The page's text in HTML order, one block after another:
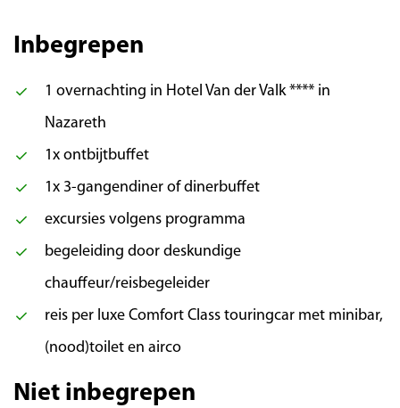
Inbegrepen
1 overnachting in Hotel Van der Valk **** in
Nazareth
1x ontbijtbuffet
1x 3-gangendiner of dinerbuffet
excursies volgens programma
begeleiding door deskundige
chauffeur/reisbegeleider
reis per luxe Comfort Class touringcar met minibar,
(nood)toilet en airco
Niet inbegrepen